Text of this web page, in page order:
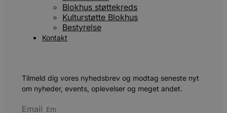
Blokhus støttekreds
Kulturstøtte Blokhus
Bestyrelse
Kontakt
Tilmeld dig vores nyhedsbrev og modtag seneste nyt
om nyheder, events, oplevelser og meget andet.
Email